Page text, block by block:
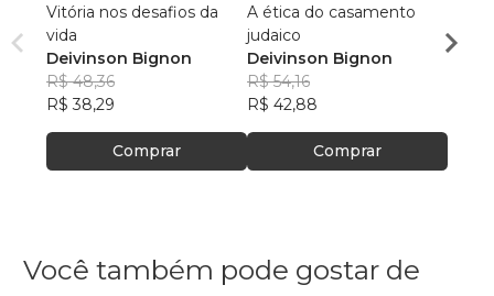
Vitória nos desafios da
vida
Deivinson Bignon
R$ 48,36
R$ 38,29
Comprar
A ética do casamento
judaico
Deivinson Bignon
R$ 54,16
R$ 42,88
Comprar
R$
Você também pode gostar de